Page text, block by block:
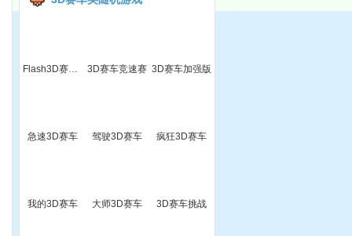
Flash3D赛车(新) 3D赛车竞速赛 3D赛车加强版
急速3D赛车 驾驶3D赛车 疯狂3D赛车
我的3D赛车 大师3D赛车 3D赛车挑战